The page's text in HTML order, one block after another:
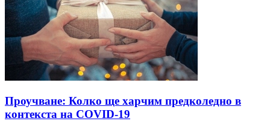
Проучване: Колко ще харчим предколедно в
контекста на COVID-19